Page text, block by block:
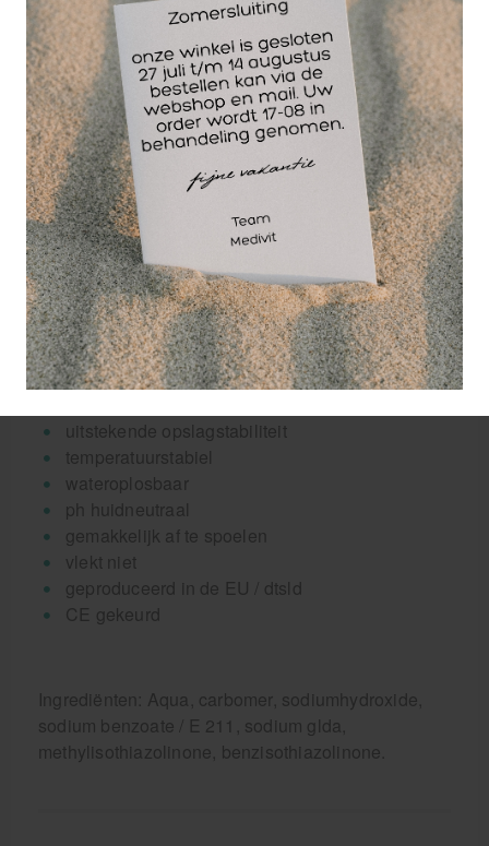
doorgeven. Deze ultrasound gel heeft een
uitstekende opslagstabiliteit, is temperatuurstabiel
en heeft goede neteigenschappen. Rowo echo gel
is oplosbaar in water, ph huidneutraal en laat zich
makkelijk en probleemloos afspoelen. Alleen voor
uitwendig gebruik!
Rowo Ultrasound gel is niet voor niets in Duitsland
een veel gebruikt product in menig ziekenhuis,
fysiotherapiepraktijk en zelfs verloskundigepraktijk.
Rowo staat voor kwaliteit, al meer dan 30 jaar.
Eigenschappen Rowo Ultrasound gel:
uitstekende opslagstabiliteit
temperatuurstabiel
wateroplosbaar
ph huidneutraal
gemakkelijk af te spoelen
vlekt niet
geproduceerd in de EU / dtsld
CE gekeurd
Ingrediënten: Aqua, carbomer, sodiumhydroxide,
sodium benzoate / E 211, sodium glda,
methylisothiazolinone, benzisothiazolinone.